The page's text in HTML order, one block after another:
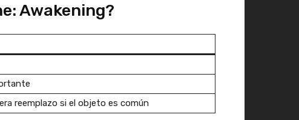
Awakening?
reemplazo si el objeto es común